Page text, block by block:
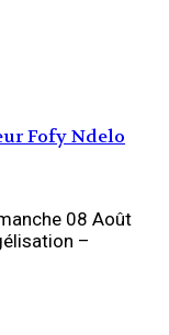
Fofy Ndelo
08 Août
–